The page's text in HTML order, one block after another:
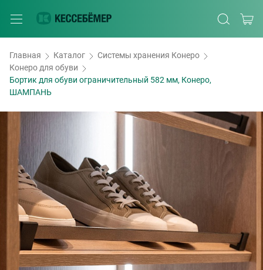
Главная Каталог
Системы хранения Конеро
Конеро для обуви
Бортик для обуви ограничительный 582 мм, Конеро,
ШАМПАНЬ